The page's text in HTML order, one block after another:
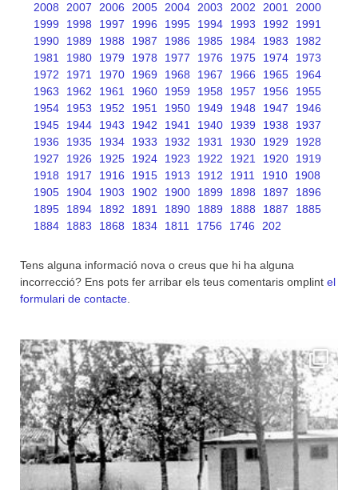
2008
2007 2006 2005 2004 2003 2002 2001
2000
1999
1998 1997 1996 1995 1994 1993 1992
1991
1990
1989 1988 1987 1986 1985 1984 1983
1982
1981
1980 1979 1978 1977 1976 1975 1974
1973
1972
1971 1970 1969 1968 1967 1966 1965
1964
1963
1962 1961 1960 1959 1958 1957 1956
1955
1954
1953 1952 1951 1950 1949 1948 1947
1946
1945
1944 1943 1942 1941 1940 1939 1938
1937
1936
1935 1934 1933 1932 1931 1930 1929
1928
1927
1926 1925 1924 1923 1922 1921 1920
1919
1918
1917 1916 1915 1913 1912 1911 1910
1908
1905
1904 1903 1902 1900 1899 1898 1897
1896
1895
1894 1892 1891 1890 1889 1888 1887
1885
1884
1883 1868 1834 1811 1756 1746 202
Tens alguna informació nova o creus que hi ha alguna
incorrecció? Ens pots fer arribar els teus comentaris omplint el
formulari de contacte.